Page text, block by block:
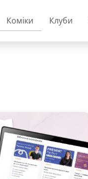
Коміки Клуби